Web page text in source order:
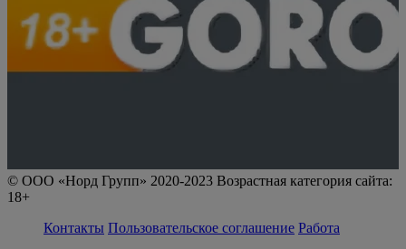
© ООО «Норд Групп» 2020-2023 Возрастная категория сайта:
18+
Контакты Пользовательское соглашение Работа